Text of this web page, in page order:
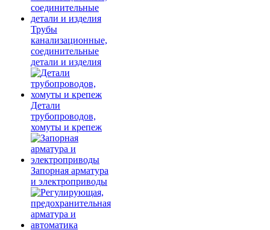
Трубы
канализационные,
соединительные
детали и изделия
Детали
трубопроводов,
хомуты и крепеж
Запорная арматура
и электроприводы